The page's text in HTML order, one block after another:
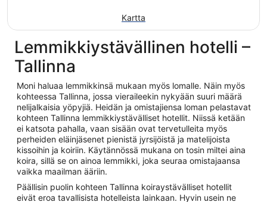
Kartta
Lemmikkiystävällinen hotelli –
Tallinna
Moni haluaa lemmikkinsä mukaan myös lomalle. Näin myös
kohteessa Tallinna, jossa vieraileekin nykyään suuri määrä
nelijalkaisia yöpyjiä. Heidän ja omistajiensa loman pelastavat
kohteen Tallinna lemmikkiystävälliset hotellit. Niissä ketään
ei katsota pahalla, vaan sisään ovat tervetulleita myös
perheiden eläinjäsenet pienistä jyrsijöistä ja matelijoista
kissoihin ja koiriin. Käytännössä mukana on tosin miltei aina
koira, sillä se on ainoa lemmikki, joka seuraa omistajaansa
vaikka maailman ääriin.
Päällisin puolin kohteen Tallinna koiraystävälliset hotellit
eivät eroa tavallisista hotelleista lainkaan. Hyvin usein ne